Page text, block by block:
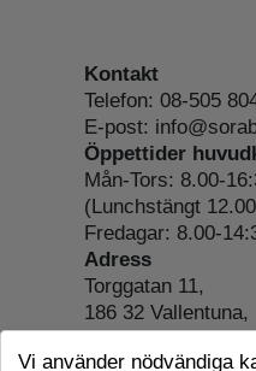
Kontakt
Telefon: 08-505
E-post:
Öppettider
Mån-Tors: 8.00-
(Lunchstängt
Fredagar: 8.00-
Adress
Torggatan 11,
186 32 Vallentuna,
Org.nr: 556197-
Om webbplatsen
Vi använder nödvändiga